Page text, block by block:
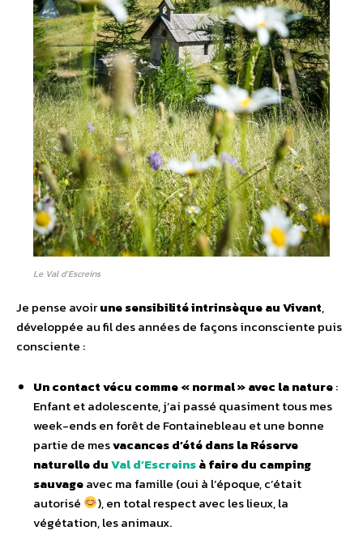
Le Val d’Escreins
Je pense avoirune sensibilité intrinsèque au Vivant,
développée au fil des années de façons inconsciente puis
consciente :
Un contact vécu comme « normal » avec la nature:
Enfant et adolescente, j’ai passé quasiment tous mes
week-ends en forêt de Fontainebleau et une bonne
partie de mesvacances d’été dans la Réserve
naturelle duVal d’Escreinsà faire du camping
sauvageavec ma famille (oui à l’époque, c’était
autorisé
), en total respect avec les lieux, la
végétation, les animaux.